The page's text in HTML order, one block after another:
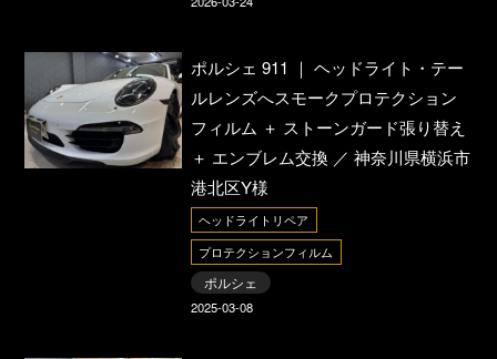
ポルシェ 911 ｜ ヘッドライト・テー
ルレンズへスモークプロテクション
フィルム ＋ ストーンガード張り替え
＋ エンブレム交換 ／ 神奈川県横浜市
港北区Y様
ヘッドライトリペア
プロテクションフィルム
ポルシェ
2025-03-08